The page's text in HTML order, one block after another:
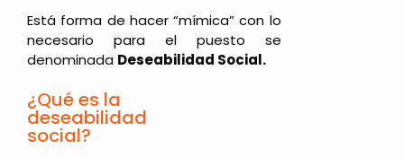
Está forma de hacer “mímica” con lo
necesario para el puesto se
denominada Deseabilidad Social.
¿Qué es la
deseabilidad
social?